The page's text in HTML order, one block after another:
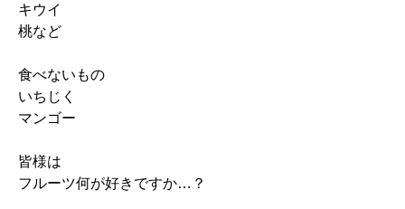
キウイ
桃など
食べないもの
いちじく
マンゴー
皆様は
フルーツ何が好きですか…？